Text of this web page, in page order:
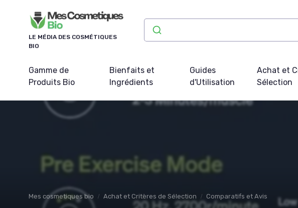
LE MÉDIA DES COSMÉTIQUES
BIO
Gamme de
Produits Bio
Bienfaits et
Ingrédients
Guides
d'Utilisation
Achat et
Sélection
Mes cosmetiques bio Achat et Critères de Sélection Comparatifs et Avis